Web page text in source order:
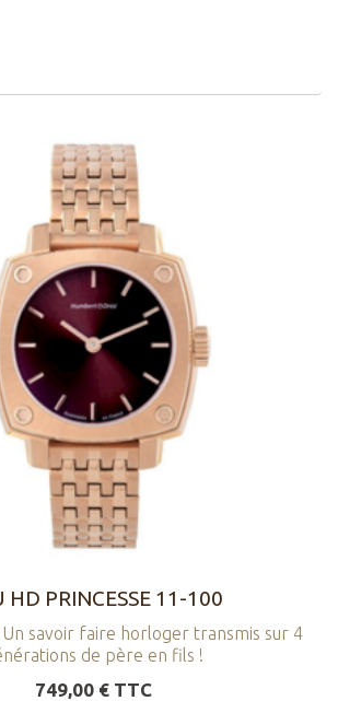
HD PRINCESSE 11-100
savoir faire horloger transmis sur 4
de père en fils !
749,00 € TTC